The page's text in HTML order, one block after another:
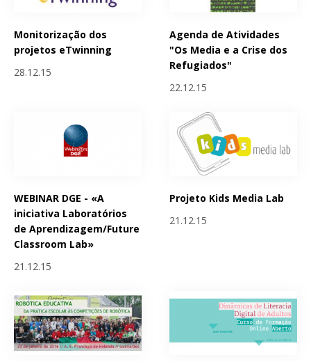
Monitorização dos
projetos eTwinning
28.12.15
Agenda de Atividades
"Os Media e a Crise dos
Refugiados"
22.12.15
WEBINAR DGE - «A
iniciativa Laboratórios
de Aprendizagem/Future
Classroom Lab»
21.12.15
Projeto Kids Media Lab
21.12.15